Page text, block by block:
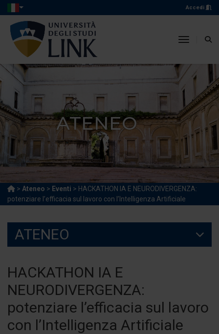
Accedi
toggle
ATENEO
> Ateneo > Eventi > HACKATHON IA E NEURODIVERGENZA:
potenziare l’efficacia sul lavoro con l’Intelligenza Artificiale
ATENEO
HACKATHON IA E
NEURODIVERGENZA:
potenziare l’efficacia sul lavoro
con l’Intelligenza Artificiale